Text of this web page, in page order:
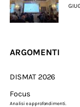
ARGOMENTI
DISMAT 2026
Focus
Analisi e approfondimenti.